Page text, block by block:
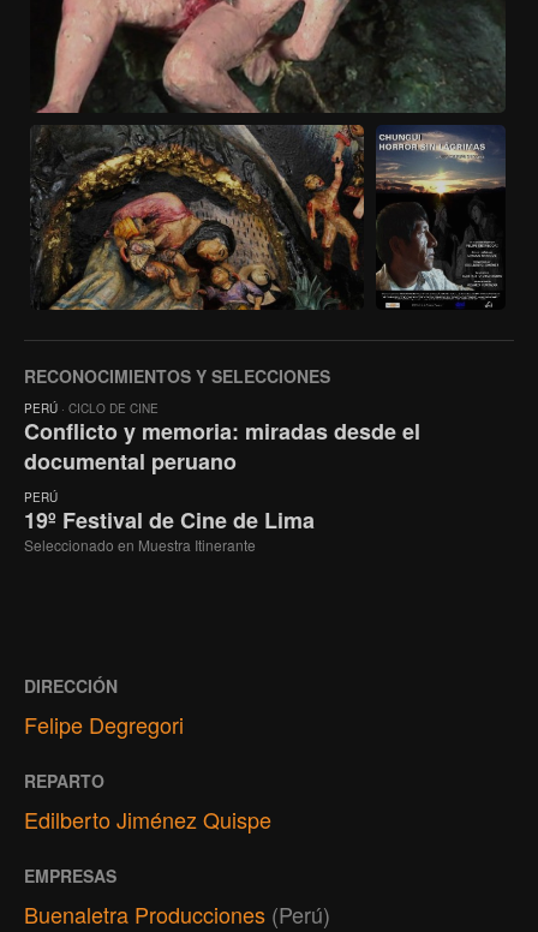
RECONOCIMIENTOS Y SELECCIONES
PERÚ · CICLO DE CINE
Conflicto y memoria: miradas desde el
documental peruano
PERÚ
19º Festival de Cine de Lima
Seleccionado en Muestra Itinerante
DIRECCIÓN
Felipe Degregori
REPARTO
Edilberto Jiménez Quispe
EMPRESAS
Buenaletra Producciones (Perú)